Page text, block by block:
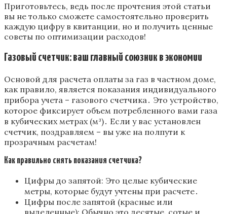
Приготовьтесь‚ ведь после прочтения этой статьи
вы не только сможете самостоятельно проверить
каждую цифру в квитанции‚ но и получить ценные
советы по оптимизации расходов!
Газовый счетчик: ваш главный союзник в экономии
Основой для расчета оплаты за газ в частном доме‚
как правило‚ является показания индивидуального
прибора учета – газового счетчика․ Это устройство‚
которое фиксирует объем потребленного вами газа
в кубических метрах (м³)․ Если у вас установлен
счетчик‚ поздравляем – вы уже на полпути к
прозрачным расчетам!
Как правильно снять показания счетчика?
Цифры до запятой: Это целые кубические
метры‚ которые будут учтены при расчете․
Цифры после запятой (красные или